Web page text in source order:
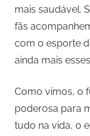
mais saudável.
fãs
com o esporte
ainda mais
Como vimos, o
poderosa para
tudo na vida, o